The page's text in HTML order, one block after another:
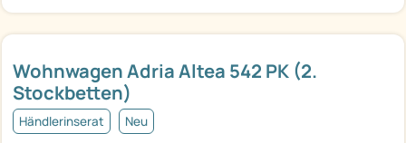
Wohnwagen Adria Altea 542 PK (2.
Stockbetten)
Händlerinserat Neu